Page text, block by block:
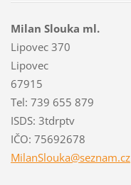
Milan Slouka ml.
Lipovec 370
Lipovec
67915
Tel: 739 655 879
ISDS: 3tdrptv
IČO: 75692678
MilanSlouka@seznam.cz